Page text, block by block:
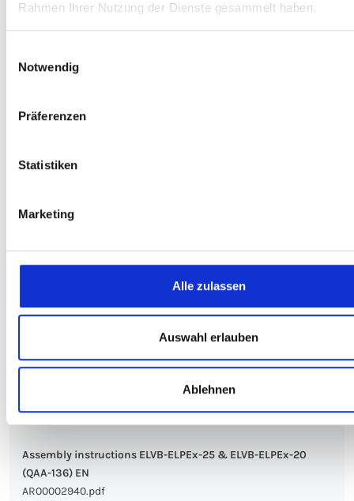
Rahmen Ihrer Nutzung der Dienste gesammelt haben.
Notwendig
Präferenzen
Statistiken
Marketing
Alle zulassen
Auswahl erlauben
Ablehnen
Download
Assembly instructions ELVB-70&71(QAA-078)
Englisch
Zubehör
Englisch
Zubehör
Assembly instructions ELVB-ELPEx-25 & ELVB-ELPEx-20
(QAA-136) EN
AR00002940.pdf